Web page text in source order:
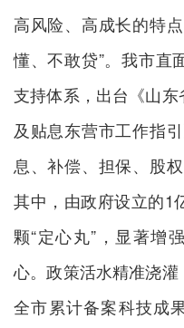
高风险、高成长的特
懂、不敢贷”。我市直
支持体系，出台《山
及贴息东营市工作指
息、补偿、担保、股
其中，由政府设立的1
颗“定心丸”，显著增
心。政策活水精准浇灌
全市累计备案科技成